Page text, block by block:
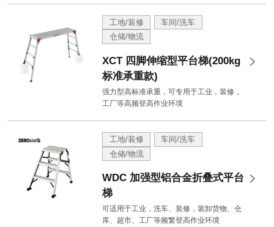
工地/装修
车间/洗车
仓储/物流
XCT 四脚伸缩型平台梯(200kg
标准承重款)
强力型高标准承重，可专用于工业，装修，
工厂等高频登高作业环境
工地/装修
车间/洗车
仓储/物流
WDC 加强型铝合金折叠式平台
梯
可适用于工业，洗车、装修，装卸货物、仓
库、超市、工厂等频繁登高作业环境